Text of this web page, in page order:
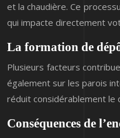
et la chaudière. Ce
qui impacte directement
La formation de
Plusieurs facteurs
également sur les parois
réduit considérablement le
Conséquences de